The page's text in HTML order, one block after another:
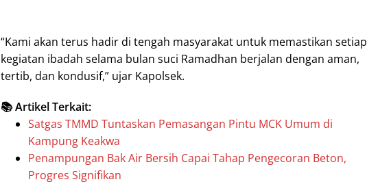
“Kami akan terus hadir di tengah masyarakat untuk memastikan setiap
kegiatan ibadah selama bulan suci Ramadhan berjalan dengan aman,
tertib, dan kondusif,” ujar Kapolsek.
📚 Artikel Terkait:
Satgas TMMD Tuntaskan Pemasangan Pintu MCK Umum di
Kampung Keakwa
Penampungan Bak Air Bersih Capai Tahap Pengecoran Beton,
Progres Signifikan